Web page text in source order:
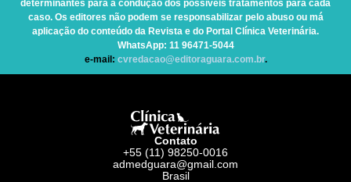
determinantes para a condução dos possíveis tratamentos para cada
caso. Os editores não podem se responsabilizar pelo abuso ou má
aplicação do conteúdo da Revista e do Portal Clínica Veterinária.
WhatsApp: 11 96471-5044
e-mail: cvredacao@editoraguara.com.br.
Contato
+55 (11) 98250-0016
admedguara@gmail.com
Brasil